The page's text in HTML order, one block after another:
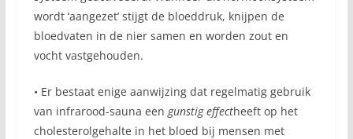
wordt ‘aangezet’ stijgt de bloeddruk, knijpen de
bloedvaten in de nier samen en worden zout en
vocht vastgehouden.
• Er bestaat enige aanwijzing dat regelmatig gebruik
van infrarood-sauna een gunstig effectheeft op het
cholesterolgehalte in het bloed bij mensen met